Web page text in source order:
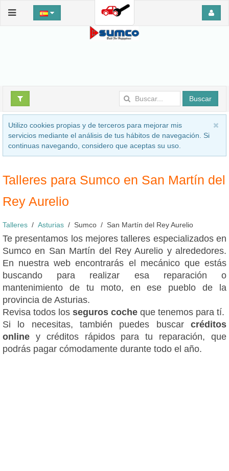
Buscar
Utilizo cookies propias y de terceros para mejorar mis
servicios mediante el análisis de tus hábitos de navegación. Si
continuas navegando, considero que aceptas su uso.
Talleres para Sumco en San Martín del
Rey Aurelio
Talleres Asturias Sumco San Martín del Rey Aurelio
Te presentamos los mejores talleres especializados en
Sumco en San Martín del Rey Aurelio y alrededores.
En nuestra web encontrarás el mecánico que estás
buscando para realizar esa reparación o
mantenimiento de tu moto, en ese pueblo de la
provincia de Asturias.
Revisa todos los seguros coche que tenemos para tí.
Si lo necesitas, también puedes buscar créditos
online y créditos rápidos para tu reparación, que
podrás pagar cómodamente durante todo el año.